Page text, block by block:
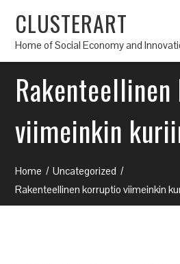
CLUSTERART
Home of Social Economy and
viimeinkin
Home
Uncategorized
Rakenteellinen korruptio viimeinkin